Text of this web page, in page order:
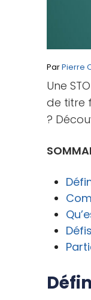
ParPierre
Une
de titre
?